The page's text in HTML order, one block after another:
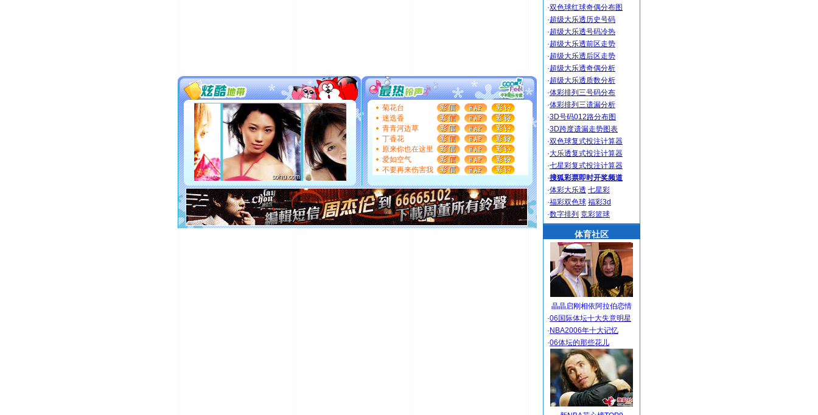
送你一棵薰衣草，愿你新年快乐！
[圣诞节]圣诞节到了，想想没什么送给你的，又不打算给
你太多，只有给你五千万：千万快乐！千万要健康！千万
要平安！千万要知足！千万不要忘记我！
[圣诞节]
不只这样的日子才会想起你,而是这样的日子才
能正大光明地骚扰你,告诉你,圣诞要快乐!新年要快乐!天天
都要快乐噢!
[圣诞节]奉上一颗祝福的心,在这个特别的日子里,愿幸福,
如意,快乐,鲜花,一切美好的祝愿与你同在.圣诞快乐!
[元旦]看到你我会触电；看不到你我要充电；没有你我会
断电。爱你是我职业，想你是我事业，抱你是我特长，吻
你是我专业！水晶之恋祝你新年快乐
[元旦]如果上天让我许三个愿望，一是今生今世和你在一
菊花台
迷迭香
青青河边草
丁香花
原来你也在这里
爱如空气
不要再来伤害我
·双色球红球奇偶分布图
·超级大乐透历史号码
·超级大乐透号码冷热
·超级大乐透前区走势
·超级大乐透后区走势
·超级大乐透奇偶分析
·超级大乐透质数分析
·体彩排列三号码分布
·体彩排列三遗漏分析
·3D号码012路分布图
·3D跨度遗漏走势图表
·双色球复式投注计算器
·大乐透复式投注计算器
·七星彩复式投注计算器
·搜狐彩票即时开奖频道
·体彩大乐透 七星彩
·福彩双色球 福彩3d
·数字排列 竞彩篮球
体育社区
晶晶启刚相依阿拉伯恋情
·06国际体坛十大失意明星
· NBA2006年十大记忆
·06体坛的那些花儿